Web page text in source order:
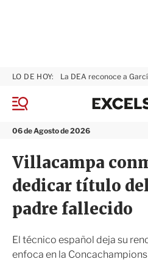
M
n
06 de Agosto de 2026
LO DE HOY: La DEA reconoce a
Villacampa
dedicar título
padre fallecido
El técnico español deja su
enfoca en la